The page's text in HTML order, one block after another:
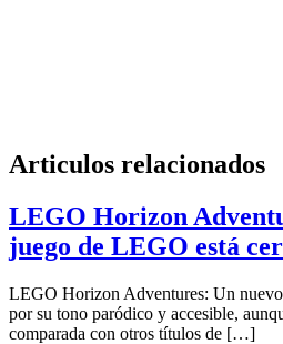
Articulos relacionados
LEGO Horizon
juego de LEGO está
LEGO Horizon Adventures: Un
por su tono paródico y accesible,
comparada con otros títulos de […]